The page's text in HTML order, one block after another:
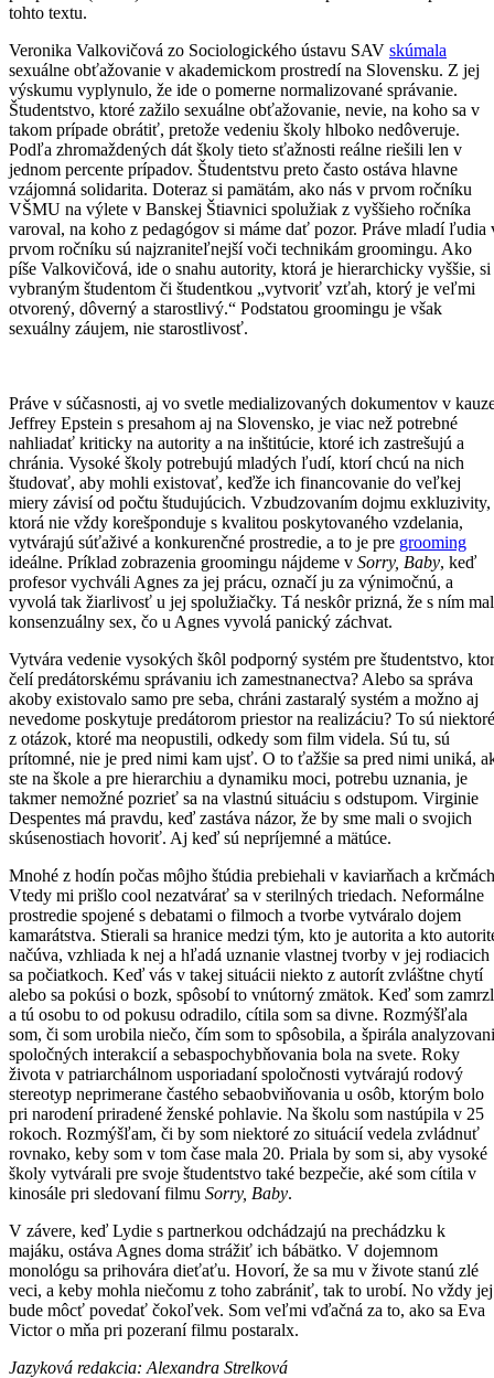
tohto textu.
Veronika Valkovičová zo Sociologického ústavu SAV skúmala
sexuálne obťažovanie v akademickom prostredí na Slovensku. Z jej
výskumu vyplynulo, že ide o pomerne normalizované správanie.
Študentstvo, ktoré zažilo sexuálne obťažovanie, nevie, na koho sa v
takom prípade obrátiť, pretože vedeniu školy hlboko nedôveruje.
Podľa zhromaždených dát školy tieto sťažnosti reálne riešili len v
jednom percente prípadov. Študentstvu preto často ostáva hlavne
vzájomná solidarita. Doteraz si pamätám, ako nás v prvom ročníku
VŠMU na výlete v Banskej Štiavnici spolužiak z vyššieho ročníka
varoval, na koho z pedagógov si máme dať pozor. Práve mladí ľudia
prvom ročníku sú najzraniteľnejší voči technikám groomingu. Ako
píše Valkovičová, ide o snahu autority, ktorá je hierarchicky vyššie, si
vybraným študentom či študentkou „vytvoriť vzťah, ktorý je veľmi
otvorený, dôverný a starostlivý.“ Podstatou groomingu je však
sexuálny záujem, nie starostlivosť.
Práve v súčasnosti, aj vo svetle medializovaných dokumentov v
Jeffrey Epstein s presahom aj na Slovensko, je viac než potrebné
nahliadať kriticky na autority a na inštitúcie, ktoré ich zastrešujú a
chránia. Vysoké školy potrebujú mladých ľudí, ktorí chcú na nich
študovať, aby mohli existovať, keďže ich financovanie do veľkej
miery závisí od počtu študujúcich. Vzbudzovaním dojmu exkluzivity,
ktorá nie vždy korešponduje s kvalitou poskytovaného vzdelania,
vytvárajú súťaživé a konkurenčné prostredie, a to je pre grooming
ideálne. Príklad zobrazenia groomingu nájdeme v Sorry, Baby, keď
profesor vychváli Agnes za jej prácu, označí ju za výnimočnú, a
vyvolá tak žiarlivosť u jej spolužiačky. Tá neskôr prizná, že s ním
konsenzuálny sex, čo u Agnes vyvolá panický záchvat.
Vytvára vedenie vysokých škôl podporný systém pre študentstvo,
čelí predátorskému správaniu ich zamestnanectva? Alebo sa správa
akoby existovalo samo pre seba, chráni zastaralý systém a možno aj
nevedome poskytuje predátorom priestor na realizáciu? To sú niektoré
z otázok, ktoré ma neopustili, odkedy som film videla. Sú tu, sú
prítomné, nie je pred nimi kam ujsť. O to ťažšie sa pred nimi uniká,
ste na škole a pre hierarchiu a dynamiku moci, potrebu uznania, je
takmer nemožné pozrieť sa na vlastnú situáciu s odstupom. Virginie
Despentes má pravdu, keď zastáva názor, že by sme mali o svojich
skúsenostiach hovoriť. Aj keď sú nepríjemné a mätúce.
Mnohé z hodín počas môjho štúdia prebiehali v kaviarňach a
Vtedy mi prišlo cool nezatvárať sa v sterilných triedach. Neformálne
prostredie spojené s debatami o filmoch a tvorbe vytváralo dojem
kamarátstva. Stierali sa hranice medzi tým, kto je autorita a kto
načúva, vzhliada k nej a hľadá uznanie vlastnej tvorby v jej rodiacich
sa počiatkoch. Keď vás v takej situácii niekto z autorít zvláštne chytí
alebo sa pokúsi o bozk, spôsobí to vnútorný zmätok. Keď som
a tú osobu to od pokusu odradilo, cítila som sa divne. Rozmýšľala
som, či som urobila niečo, čím som to spôsobila, a špirála
spoločných interakcií a sebaspochybňovania bola na svete. Roky
života v patriarchálnom usporiadaní spoločnosti vytvárajú rodový
stereotyp neprimerane častého sebaobviňovania u osôb, ktorým bolo
pri narodení priradené ženské pohlavie. Na školu som nastúpila v 25
rokoch. Rozmýšľam, či by som niektoré zo situácií vedela zvládnuť
rovnako, keby som v tom čase mala 20. Priala by som si, aby vysoké
školy vytvárali pre svoje študentstvo také bezpečie, aké som cítila v
kinosále pri sledovaní filmu Sorry, Baby.
V závere, keď Lydie s partnerkou odchádzajú na prechádzku k
majáku, ostáva Agnes doma strážiť ich bábätko. V dojemnom
monológu sa prihovára dieťaťu. Hovorí, že sa mu v živote stanú zlé
veci, a keby mohla niečomu z toho zabrániť, tak to urobí. No vždy jej
bude môcť povedať čokoľvek. Som veľmi vďačná za to, ako sa Eva
Victor o mňa pri pozeraní filmu postaralx.
Jazyková redakcia: Alexandra Strelková